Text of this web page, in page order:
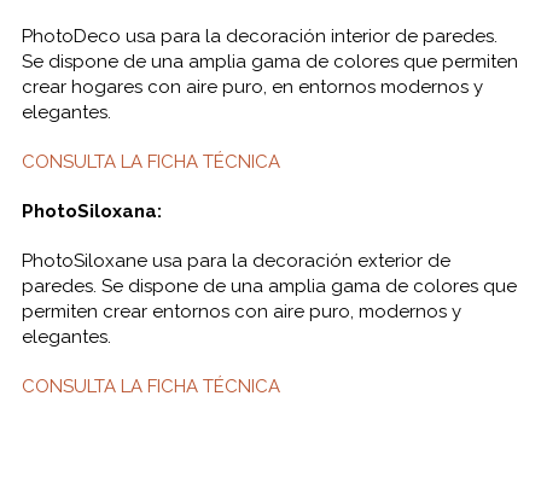
PhotoDeco usa para la decoración interior de paredes.
Se dispone de una amplia gama de colores que permiten
crear hogares con aire puro, en entornos modernos y
elegantes.
CONSULTA LA FICHA TÉCNICA
PhotoSiloxana:
PhotoSiloxane usa para la decoración exterior de
paredes. Se dispone de una amplia gama de colores que
permiten crear entornos con aire puro, modernos y
elegantes.
CONSULTA LA FICHA TÉCNICA